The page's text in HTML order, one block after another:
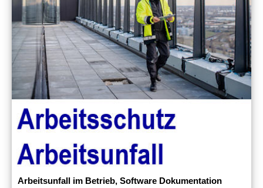
Arbeitsunfall im Betrieb, Software Dokumentation